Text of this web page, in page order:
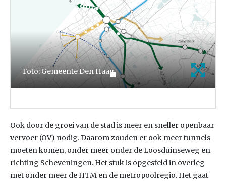
Foto: Gemeente Den Haag
Ook door de groei van de stad is meer en sneller openbaar
vervoer (OV) nodig. Daarom zouden er ook meer tunnels
moeten komen, onder meer onder de Loosduinseweg en
richting Scheveningen. Het stuk is opgesteld in overleg
met onder meer de HTM en de metropoolregio. Het gaat